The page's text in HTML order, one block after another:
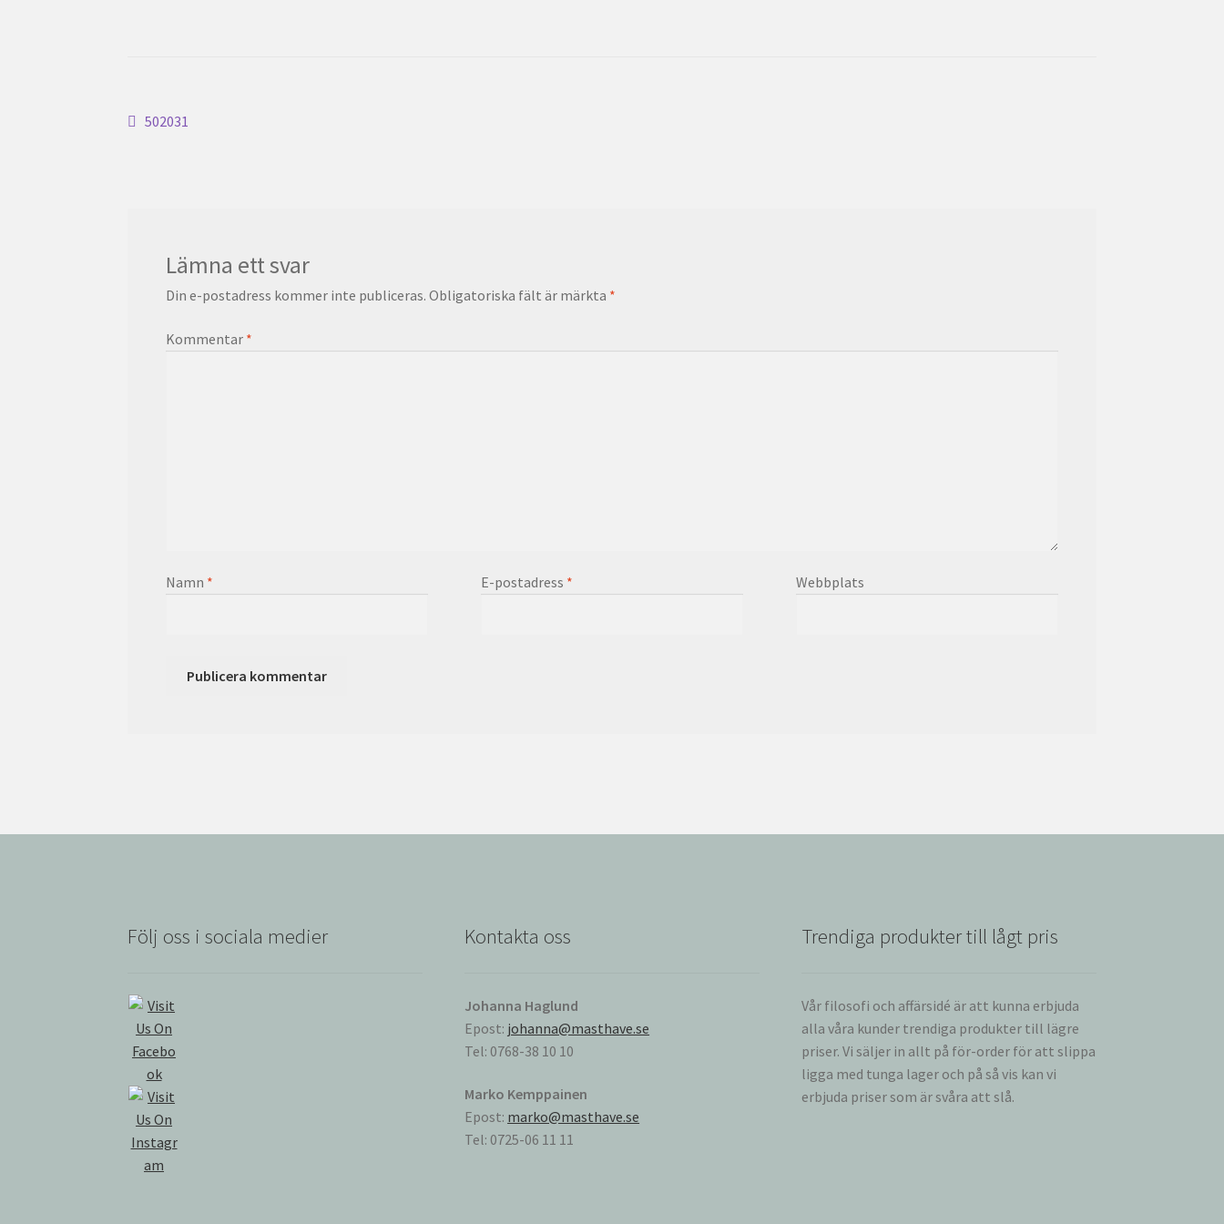
Inläggsnavigering
Föregående
502031
Lämna ett svar
Din e-postadress kommer inte publiceras. Obligatoriska fält är märkta *
Kommentar *
Namn * E-postadress * Webbplats
Följ oss i sociala medier Kontakta oss
Johanna Haglund
Epost: johanna@masthave.se
Tel: 0768-38 10 10
Marko Kemppainen
Epost: marko@masthave.se
Tel: 0725-06 11 11
Trendiga produkter till lågt pris
Vår filosofi och affärsidé är att kunna erbjuda
alla våra kunder trendiga produkter till lägre
priser. Vi säljer in allt på för-order för att slippa
ligga med tunga lager och på så vis kan vi
erbjuda priser som är svåra att slå.